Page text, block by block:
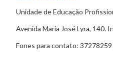
Unidade de Educação
Avenida Maria José Lyra, 140.
Fones para contato: